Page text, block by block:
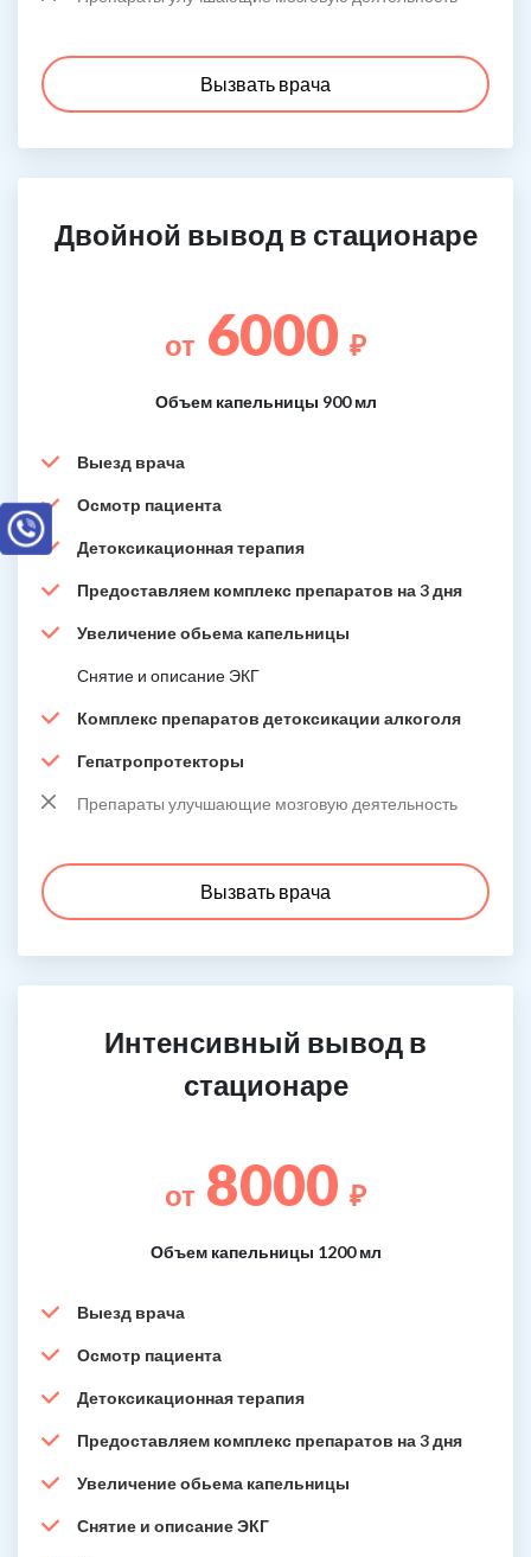
Вызвать врача
Двойной вывод в стационаре
от 6000 ₽
Объем капельницы 900 мл
Выезд врача
Осмотр пациента
Детоксикационная терапия
Предоставляем комплекс препаратов на 3 дня
Увеличение обьема капельницы
Снятие и описание ЭКГ
Комплекс препаратов детоксикации алкоголя
Гепатропротекторы
Препараты улучшающие мозговую деятельность
Вызвать врача
Интенсивный вывод в
стационаре
от 8000 ₽
Объем капельницы 1200 мл
Выезд врача
Осмотр пациента
Детоксикационная терапия
Предоставляем комплекс препаратов на 3 дня
Увеличение обьема капельницы
Снятие и описание ЭКГ